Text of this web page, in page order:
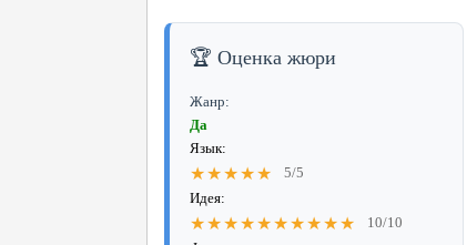
🏆 Оценка жюри
Жанр:
Да
Язык:
★★★★★
5/5
Идея:
★★★★★★★★★★
10/10